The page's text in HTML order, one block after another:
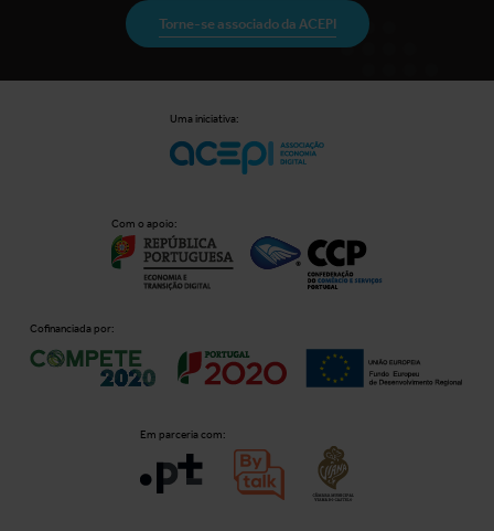
Torne-se associado da ACEPI
Uma iniciativa:
Com o apoio:
Cofinanciada por:
Em parceria com: